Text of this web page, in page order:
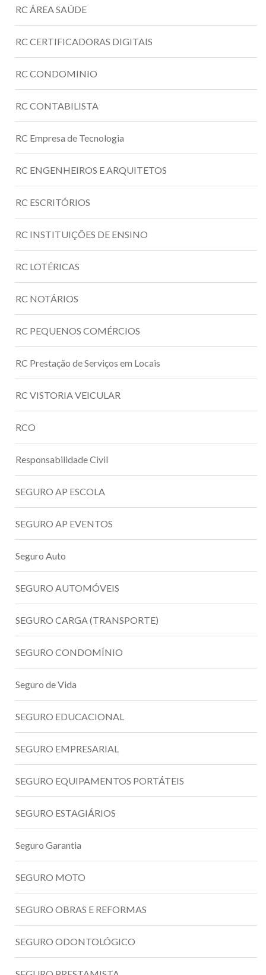
RC ÁREA SAÚDE
RC CERTIFICADORAS DIGITAIS
RC CONDOMINIO
RC CONTABILISTA
RC Empresa de Tecnologia
RC ENGENHEIROS E ARQUITETOS
RC ESCRITÓRIOS
RC INSTITUIÇÕES DE ENSINO
RC LOTÉRICAS
RC NOTÁRIOS
RC PEQUENOS COMÉRCIOS
RC Prestação de Serviços em Locais
RC VISTORIA VEICULAR
RCO
Responsabilidade Civil
SEGURO AP ESCOLA
SEGURO AP EVENTOS
Seguro Auto
SEGURO AUTOMÓVEIS
SEGURO CARGA (TRANSPORTE)
SEGURO CONDOMÍNIO
Seguro de Vida
SEGURO EDUCACIONAL
SEGURO EMPRESARIAL
SEGURO EQUIPAMENTOS PORTÁTEIS
SEGURO ESTAGIÁRIOS
Seguro Garantia
SEGURO MOTO
SEGURO OBRAS E REFORMAS
SEGURO ODONTOLÓGICO